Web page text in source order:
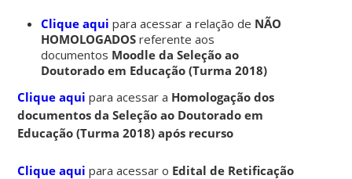
Clique aqui para acessar a relação de NÃO
HOMOLOGADOS referente aos
documentos Moodle da Seleção ao
Doutorado em Educação (Turma 2018)
Clique aqui para acessar a Homologação dos
documentos da Seleção ao Doutorado em
Educação (Turma 2018) após recurso
Clique aqui para acessar o Edital de Retificação